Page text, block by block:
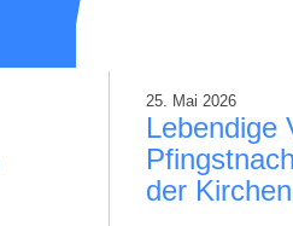
25. Mai 2026
Lebendige
der